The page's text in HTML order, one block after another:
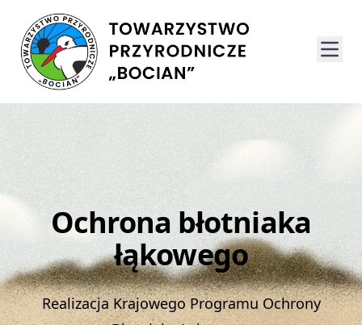
Ochrona błotniaka
łąkowego
Realizacja Krajowego Programu Ochrony